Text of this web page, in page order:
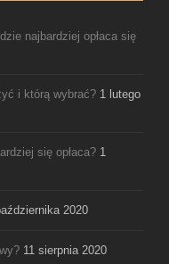
najbardziej opłaca się
i którą wybrać? 1 lutego
się opłaca? 1
2020
11 sierpnia 2020